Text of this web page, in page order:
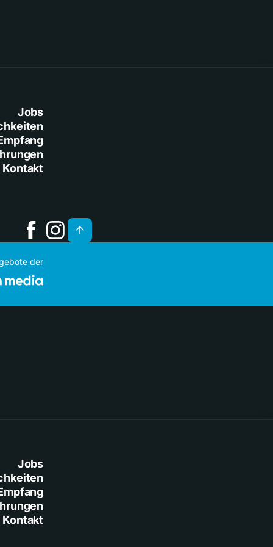
Jobs
Kontakt
der
Jobs
Kontakt